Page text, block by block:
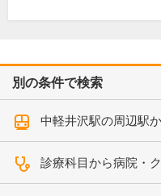
別の条件で検索
中軽井沢駅の周辺駅
診療科目から病院・